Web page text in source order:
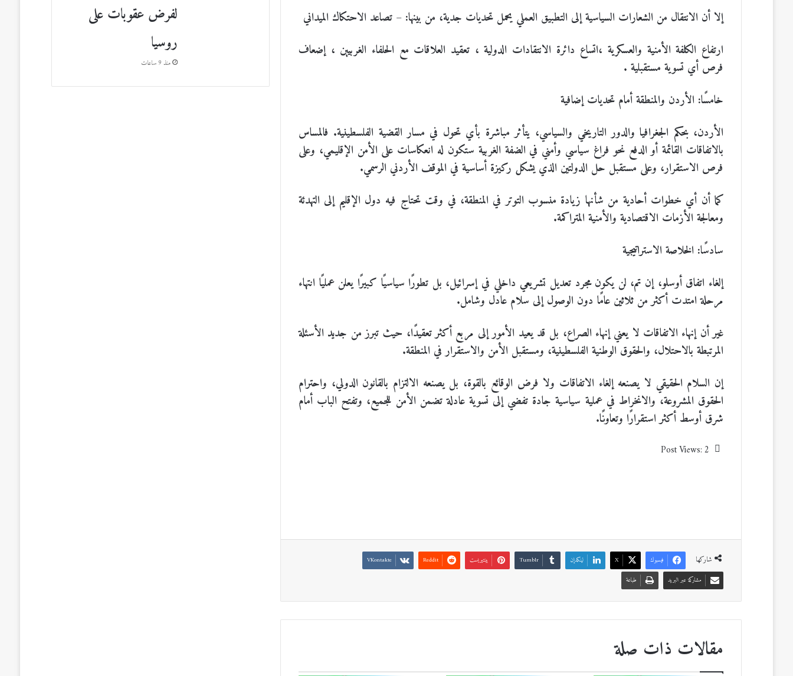
إلا أن الانتقال من الشعارات السياسية إلى التطبيق العملي يحمل تحديات جدية، من بينها: – تصاعد الاحتكاك الميداني
ارتفاع الكلفة الأمنية والعسكرية،اتساع دائرة الانتقادات الدولية، تعقيد العلاقات مع الحلفاء الغربيين ،إضعاف
فرص أي تسوية مستقبلية.
خامسًا: الأردن والمنطقة أمام تحديات إضافية
الأردن، بحكم الجغرافيا والدور التاريخي والسياسي، يتأثر مباشرة بأي تحول في مسار القضية الفلسطينية. فالمساس
بالاتفاقات القائمة أو الدفع نحو فراغ سياسي وأمني في الضفة الغربية ستكون له انعكاسات على الأمن الإقليمي، وعلى
فرص الاستقرار، وعلى مستقبل حل الدولتين الذي يشكل ركيزة أساسية في الموقف الأردني الرسمي.
كما أن أي خطوات أحادية من شأنها زيادة منسوب التوتر في المنطقة، في وقت تحتاج فيه دول الإقليم إلى التهدئة
ومعالجة الأزمات الاقتصادية والأمنية المتراكمة.
سادسًا: الخلاصة الاستراتيجية
إلغاء اتفاق أوسلو، إن تم، لن يكون مجرد تعديل تشريعي داخلي في إسرائيل، بل تطورًا سياسيًا كبيرًا يعلن عمليًا انتهاء
مرحلة امتدت أكثر من ثلاثين عامًا دون الوصول إلى سلام عادل وشامل.
غير أن إنهاء الاتفاقات لا يعني إنهاء الصراع، بل قد يعيد الأمور إلى مربع أكثر تعقيدًا، حيث تبرز من جديد الأسئلة
المرتبطة بالاحتلال، والحقوق الوطنية الفلسطينية، ومستقبل الأمن والاستقرار في المنطقة.
إن السلام الحقيقي لا يصنعه إلغاء الاتفاقات ولا فرض الوقائع بالقوة، بل يصنعه الالتزام بالقانون الدولي، واحترام
الحقوق المشروعة، والانخراط في عملية سياسية جادة تفضي إلى تسوية عادلة تضمن الأمن للجميع، وتفتح الباب أمام
شرق أوسط أكثر استقرارًا وتعاونًا.
Post Views:2
شاركها فيسبوك ‫X لينكدإن بينتيريست
مشاركة عبر البريد
طباعة
مقالات ذات صلة
لفرض عقوبات على
روسيا
منذ 9 ساعات